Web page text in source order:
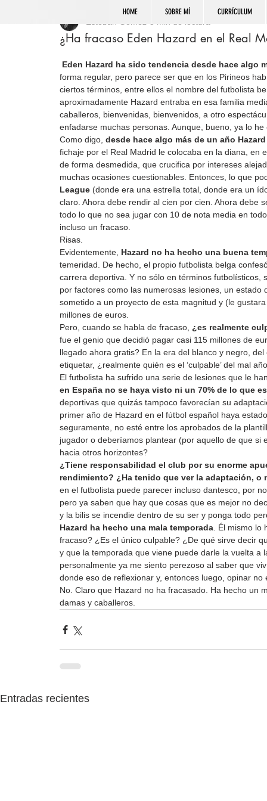
¿Ha fracaso Eden Hazard en el Real
Eden Hazard ha sido tendencia desde hace algo
forma regular, pero parece ser que en los Pirineos
ciertos términos, entre ellos el nombre del futbolista
aproximadamente Hazard entraba en esa familia
caballeros, bienvenidas, bienvenidos, a otro
enfadarse muchas personas. Aunque, bueno, ya lo he
Como digo, desde hace algo más de un año
fichaje por el Real Madrid le colocaba en la diana, en
de forma desmedida, que crucifica por intereses
muchas ocasiones cuestionables. Entonces, lo que
League (donde era una estrella total, donde era un
claro. Ahora debe rendir al cien por cien. Ahora debe
todo lo que no sea jugar con 10 de nota media en
incluso un fracaso.
Risas.
Evidentemente, Hazard no ha hecho una buena
temeridad. De hecho, el propio futbolista belga
carrera deportiva. Y no sólo en términos
por factores como las numerosas lesiones, un
sometido a un proyecto de esta magnitud y (le
millones de euros.
Pero, cuando se habla de fracaso, ¿es realmente
fue el genio que decidió pagar casi 115 millones de
llegado ahora gratis? En la era del blanco y negro,
etiquetar, ¿realmente quién es el ‘culpable’ del mal
El futbolista ha sufrido una serie de lesiones que le
en España no se haya visto ni un 70% de lo que
deportivas que quizás tampoco favorecían su
primer año de Hazard en el fútbol español haya
seguramente, no esté entre los aprobados de la
jugador o deberíamos plantear (por aquello de que
hacia otros horizontes?
¿Tiene responsabilidad el club por su enorme
rendimiento? ¿Ha tenido que ver la adaptación, o
en el futbolista puede parecer incluso dantesco, por
pero ya saben que hay que cosas que es mejor no
y la bilis se incendie dentro de su ser y ponga todo
Hazard ha hecho una mala temporada . Él mismo
fracaso? ¿Es el único culpable? ¿De qué sirve decir
y que la temporada que viene puede darle la vuelta
personalmente ya me siento perezoso al saber que
donde eso de reflexionar y, entonces luego, opinar no
No. Claro que Hazard no ha fracasado. Ha hecho un
damas y caballeros.
Entradas recientes
HOME SOBRE MÍ CURRÍCULUM